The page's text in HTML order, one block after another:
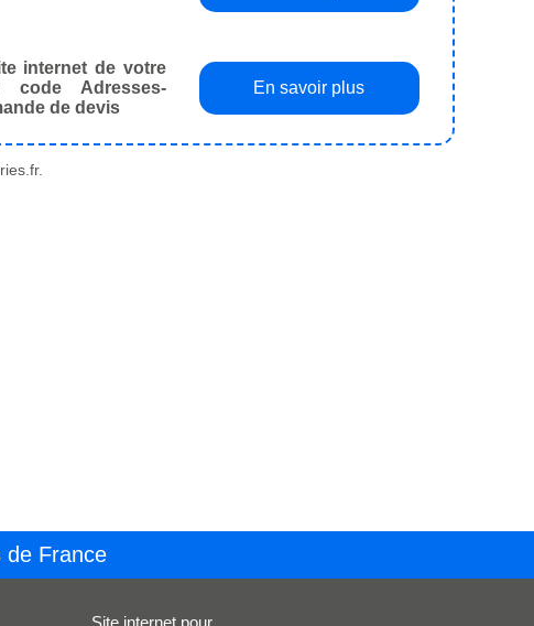
internet de votre
Adresses-
de devis
En savoir plus
de France
Site internet pour